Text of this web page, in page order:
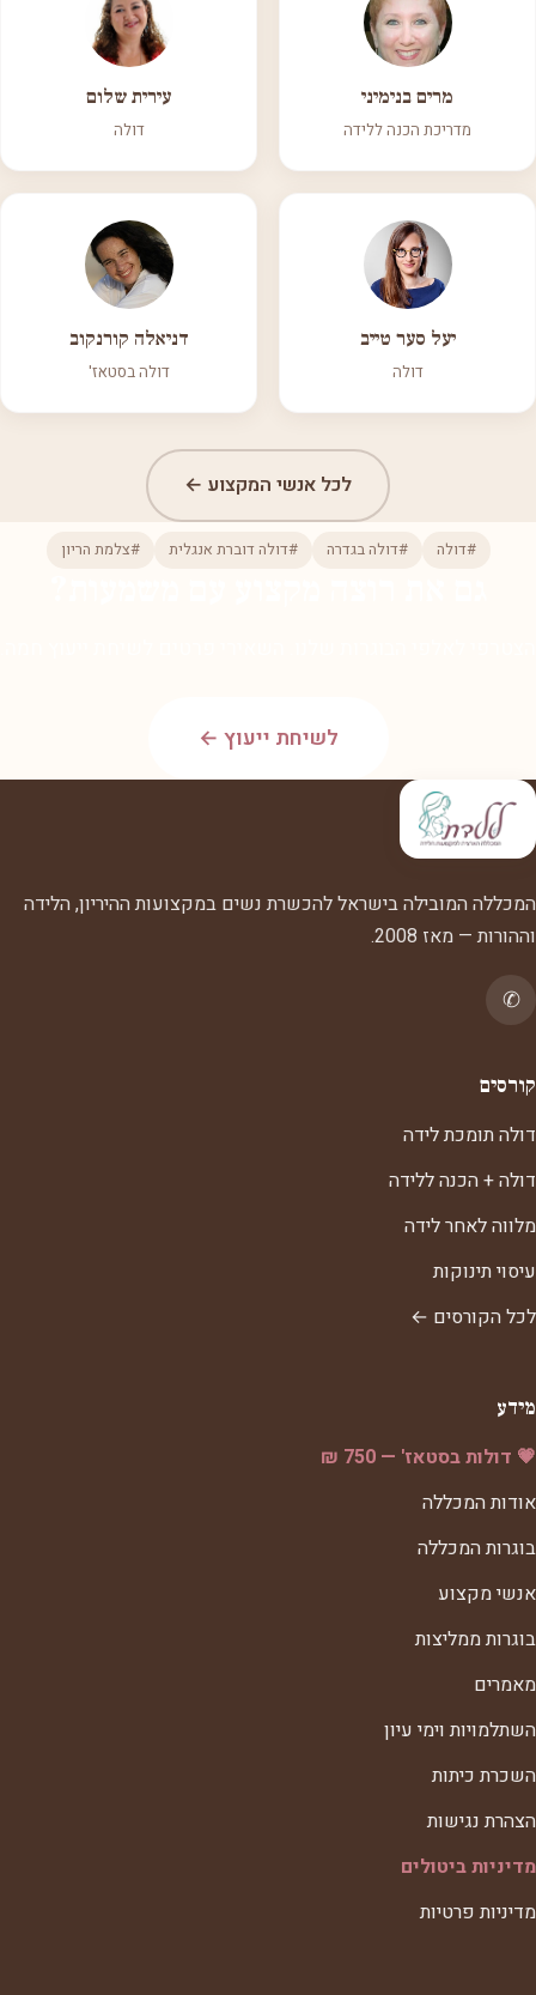
מרים בנימיני
מדריכת הכנה ללידה
עירית שלום
דולה
יעל סער טייב
דולה
דניאלה קורנקוב
דולה בסטאז'
לכל אנשי המקצוע ←
#דולה #דולה בגדרה #דולה דוברת אנגלית #צלמת הריון
לשיחת ייעוץ ←
המכללה המובילה בישראל להכשרת נשים במקצועות ההיריון, הלידה
וההורות — מאז 2008.
✆
קורסים
דולה תומכת לידה
דולה + הכנה ללידה
מלווה לאחר לידה
עיסוי תינוקות
לכל הקורסים ←
מידע
💗 דולות בסטאז' — 750 ₪
אודות המכללה
בוגרות המכללה
אנשי מקצוע
בוגרות ממליצות
מאמרים
השתלמויות וימי עיון
השכרת כיתות
הצהרת נגישות
מדיניות ביטולים
מדיניות פרטיות